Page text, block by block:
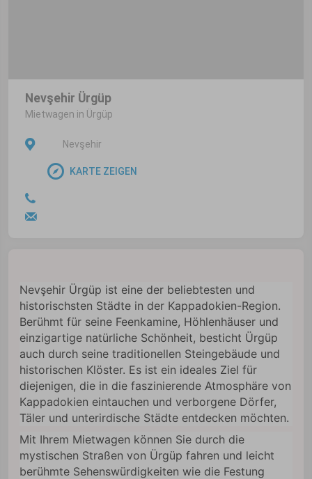
Nevşehir Ürgüp ist eine der beliebtesten und
historischsten Städte in der Kappadokien-Region.
Berühmt für seine Feenkamine, Höhlenhäuser und
einzigartige natürliche Schönheit, besticht Ürgüp
auch durch seine traditionellen Steingebäude und
historischen Klöster. Es ist ein ideales Ziel für
diejenigen, die in die faszinierende Atmosphäre von
Kappadokien eintauchen und verborgene Dörfer,
Täler und unterirdische Städte entdecken möchten.
Mit Ihrem Mietwagen können Sie durch die
mystischen Straßen von Ürgüp fahren und leicht
berühmte Sehenswürdigkeiten wie die Festung
Nevşehir Ürgüp
Mietwagen in Ürgüp
Nevşehir
KARTE ZEIGEN